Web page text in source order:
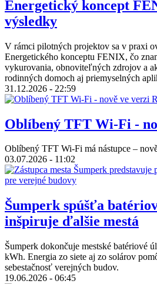
Energetický koncept
výsledky
V rámci pilotných projektov sa v praxi
Energetického konceptu FENIX, čo
vykurovania, obnoviteľných zdrojov a
rodinných domoch aj priemyselných
31.12.2026 - 22:59
Oblíbený TFT Wi-Fi -
Oblíbený TFT Wi-Fi má nástupce –
03.07.2026 - 11:02
Šumperk spúšťa
inšpiruje ďalšie mestá
Šumperk dokončuje mestské batériové
kWh. Energia zo siete aj zo solárov
sebestačnosť verejných budov.
19.06.2026 - 06:45